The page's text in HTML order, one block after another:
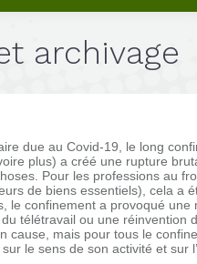
archivage
due au Covid-19, le long
plus) a créé une rupture
Pour les professions au
de biens essentiels), cela a
le confinement a provoqué une
télétravail ou une réinvention
cause, mais pour tous le
le sens de son activité et sur